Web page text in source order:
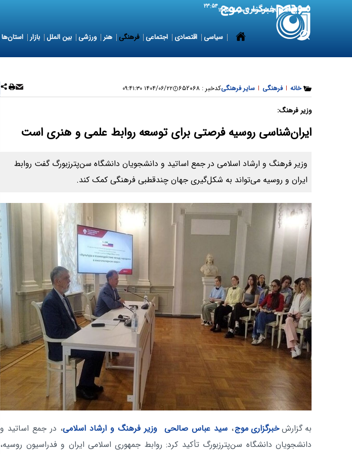
7 August 2026 جمعه ۱۶ مرداد ۱۴۰۵ ۲۳:۵۴
سیاسی اقتصادی اجتماعی فرهنگی هنر ورزشی بین الملل بازار استان‌ها
خانه | فرهنگی | سایر فرهنگیکدخبر : ۶۵۲۰۶۸ ۱۴۰۴/۰۶/۲۲ ۰۹:۴۱:۳۰
وزیر فرهنگ:
ایران‌شناسی روسیه فرصتی برای توسعه روابط علمی و هنری است
وزیر فرهنگ و ارشاد اسلامی در جمع اساتید و دانشجویان دانشگاه سن‌پترزبورگ گفت روابط
ایران و روسیه می‌تواند به شکل‌گیری جهان چندقطبی فرهنگی کمک کند.
به گزارشخبرگزاری موج، سید عباس صالحی وزیر فرهنگ و ارشاد اسلامی، در جمع اساتید و
دانشجویان دانشگاه سن‌پترزبورگ تأکید کرد: روابط جمهوری اسلامی ایران و فدراسیون روسیه،